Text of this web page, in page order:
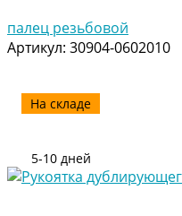
палец резьбовой
Артикул: 30904-0602010
На складе
5-10 дней